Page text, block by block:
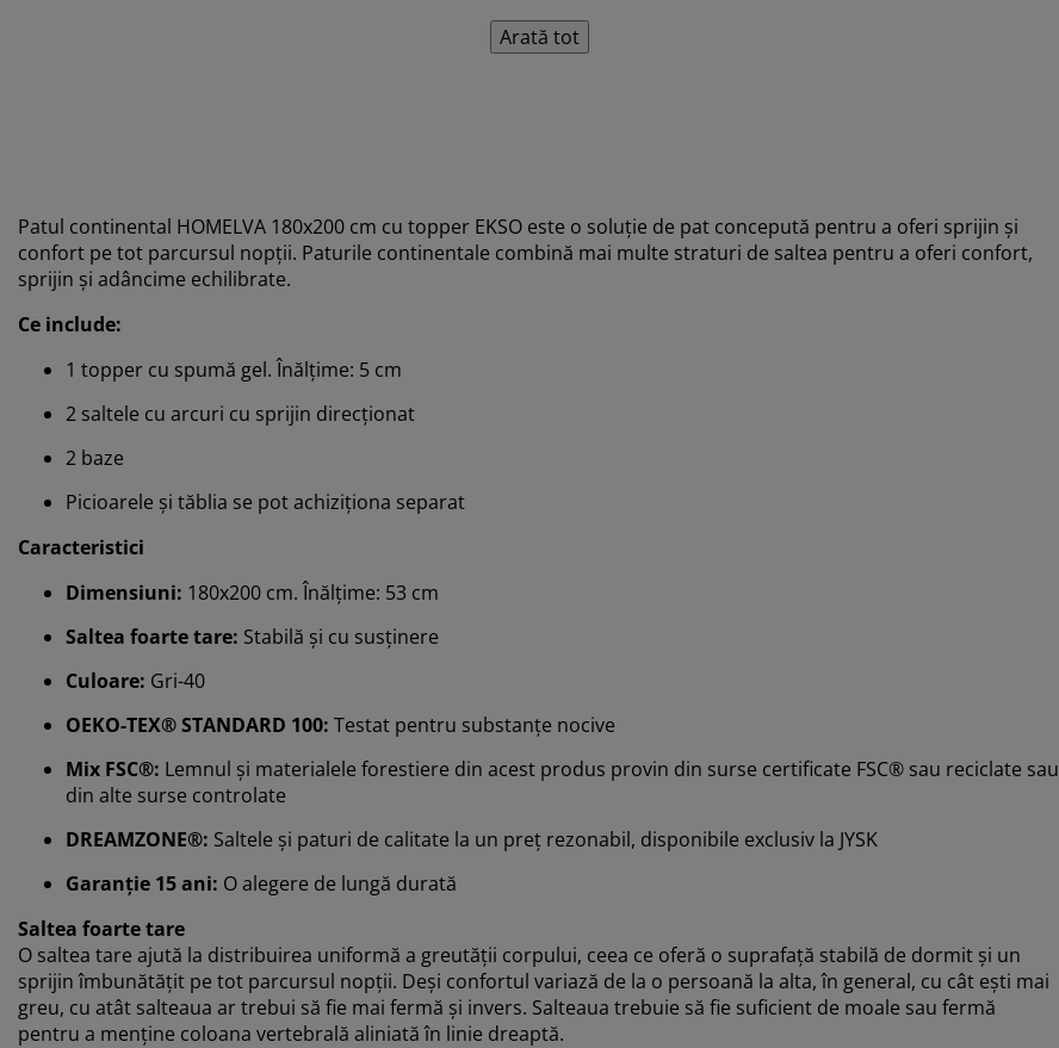
Arată tot
Patul continental HOMELVA 180x200 cm cu topper EKSO este o soluție de pat concepută pentru a oferi sprijin și
confort pe tot parcursul nopții. Paturile continentale combină mai multe straturi de saltea pentru a oferi confort,
sprijin și adâncime echilibrate.
Ce include:
1 topper cu spumă gel. Înălțime: 5 cm
2 saltele cu arcuri cu sprijin direcționat
2 baze
Picioarele și tăblia se pot achiziționa separat
Caracteristici
Dimensiuni: 180x200 cm. Înălțime: 53 cm
Saltea foarte tare: Stabilă și cu susținere
Culoare: Gri-40
OEKO-TEX® STANDARD 100: Testat pentru substanțe nocive
Mix FSC®: Lemnul și materialele forestiere din acest produs provin din surse certificate FSC® sau reciclate sau
din alte surse controlate
DREAMZONE®: Saltele și paturi de calitate la un preț rezonabil, disponibile exclusiv la JYSK
Garanție 15 ani: O alegere de lungă durată
Saltea foarte tare
O saltea tare ajută la distribuirea uniformă a greutății corpului, ceea ce oferă o suprafață stabilă de dormit și un
sprijin îmbunătățit pe tot parcursul nopții. Deși confortul variază de la o persoană la alta, în general, cu cât ești mai
greu, cu atât salteaua ar trebui să fie mai fermă și invers. Salteaua trebuie să fie suficient de moale sau fermă
pentru a menține coloana vertebrală aliniată în linie dreaptă.